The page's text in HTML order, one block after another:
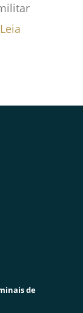
Leia
de